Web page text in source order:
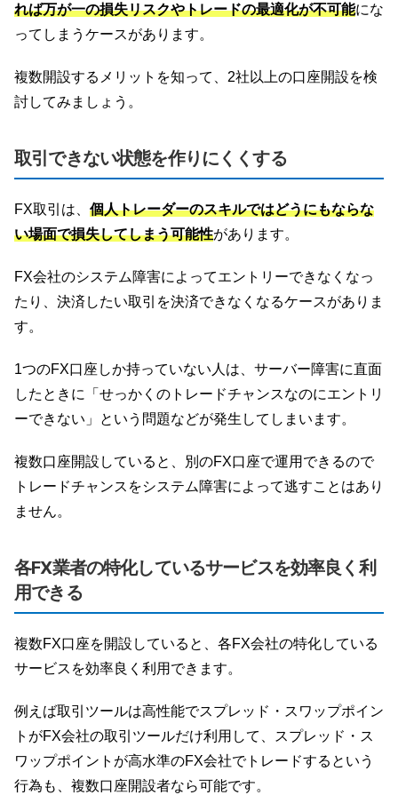
れば万が一の損失リスクやトレードの最適化が不可能にな
ってしまうケースがあります。
複数開設するメリットを知って、2社以上の口座開設を検
討してみましょう。
取引できない状態を作りにくくする
FX取引は、 個人トレーダーのスキルではどうにもならな
い場面で損失してしまう可能性があります。
FX会社のシステム障害によってエントリーできなくなっ
たり、決済したい取引を決済できなくなるケースがありま
す。
1つのFX口座しか持っていない人は、サーバー障害に直面
したときに「せっかくのトレードチャンスなのにエントリ
ーできない」という問題などが発生してしまいます。
複数口座開設していると、別のFX口座で運用できるので
トレードチャンスをシステム障害によって逃すことはあり
ません。
各FX業者の特化しているサービスを効率良く利
用できる
複数FX口座を開設していると、各FX会社の特化している
サービスを効率良く利用できます。
例えば取引ツールは高性能でスプレッド・スワップポイン
トがFX会社の取引ツールだけ利用して、スプレッド・ス
ワップポイントが高水準のFX会社でトレードするという
行為も、複数口座開設者なら可能です。